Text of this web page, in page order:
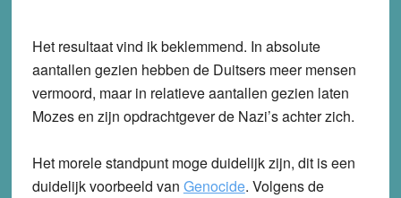
Het resultaat vind ik beklemmend. In absolute
aantallen gezien hebben de Duitsers meer mensen
vermoord, maar in relatieve aantallen gezien laten
Mozes en zijn opdrachtgever de Nazi’s achter zich.
Het morele standpunt moge duidelijk zijn, dit is een
duidelijk voorbeeld van Genocide. Volgens de